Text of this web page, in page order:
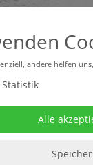
gebraucht
andere helfen
Statistik